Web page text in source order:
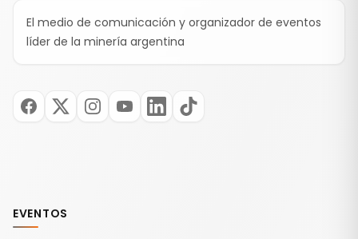
El medio de comunicación y organizador de eventos
líder de la minería argentina
EVENTOS